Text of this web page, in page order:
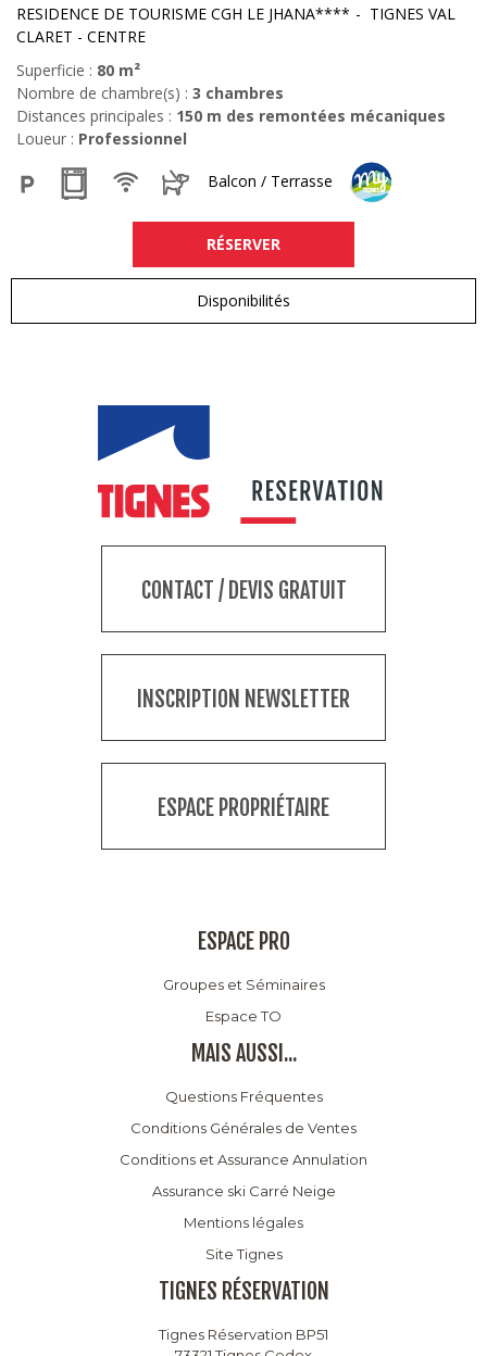
RESIDENCE DE TOURISME CGH LE JHANA****
TIGNES VAL
CLARET - CENTRE
Superficie : 80 m²
Nombre de chambre(s) : 3 chambres
Distances principales : 150 m des remontées mécaniques
Loueur : Professionnel
Balcon / Terrasse
RÉSERVER
Disponibilités
CONTACT / DEVIS GRATUIT
INSCRIPTION NEWSLETTER
ESPACE PROPRIÉTAIRE
ESPACE PRO
Groupes et Séminaires
Espace TO
MAIS AUSSI...
Questions Fréquentes
Conditions Générales de Ventes
Conditions et Assurance Annulation
Assurance ski Carré Neige
Mentions légales
Site Tignes
TIGNES RÉSERVATION
Tignes Réservation BP51